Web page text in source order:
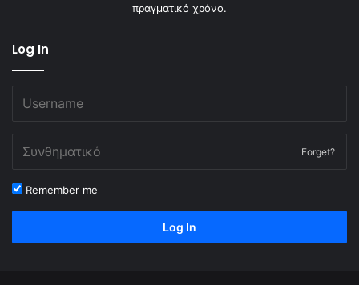
πραγματικό χρόνο.
Log In
Forget?
Remember me
Log In